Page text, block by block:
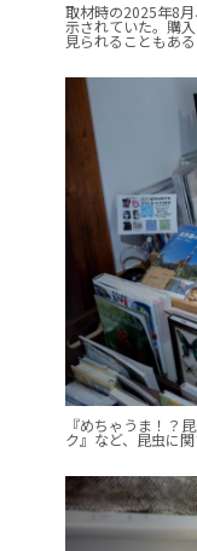
取材時の2025年8
示されていた。購
見られることもある
『めちゃうま！？
ク』など、昆虫に